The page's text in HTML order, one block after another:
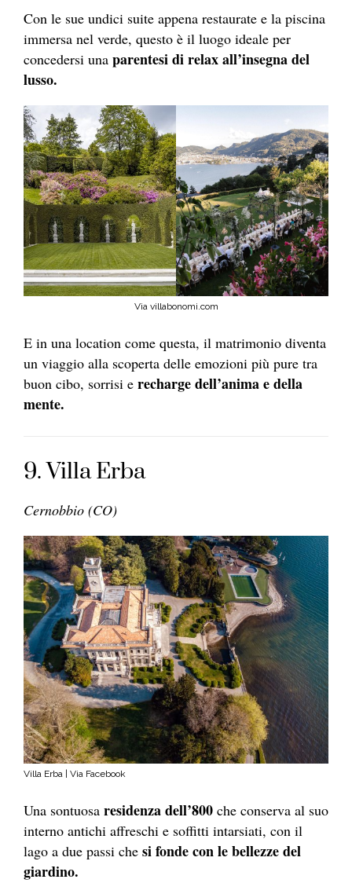
Con le sue undici suite appena restaurate e la piscina
immersa nel verde, questo è il luogo ideale per
concedersi una parentesi di relax all’insegna del
lusso.
Via villabonomi.com
E in una location come questa, il matrimonio diventa
un viaggio alla scoperta delle emozioni più pure tra
buon cibo, sorrisi e recharge dell’anima e della
mente.
9. Villa Erba
Cernobbio (CO)
Villa Erba | Via Facebook
Una sontuosa residenza dell’800 che conserva al suo
interno antichi affreschi e soffitti intarsiati, con il
lago a due passi che si fonde con le bellezze del
giardino.